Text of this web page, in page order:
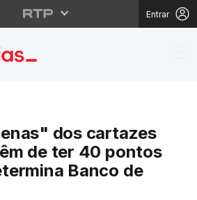
Entrar
dos cartazes
de ter 40 pontos
Banco de